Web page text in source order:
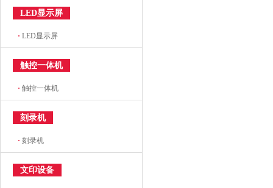
LED显示屏
·LED显示屏
触控一体机
·触控一体机
刻录机
·刻录机
文印设备